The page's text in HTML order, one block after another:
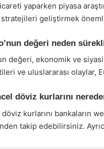
yaparken piyasa
stratejileri geliştirmek
değeri neden
değeri, ekonomik ve
ve uluslararası olaylar,
döviz kurlarını
döviz kurlarını bankaların
takip edebilirsiniz.